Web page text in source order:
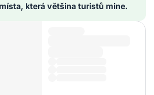
místa, která většina turistů mine.